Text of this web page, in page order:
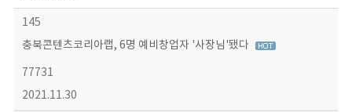
145
충북콘텐츠코리아랩, 6명 예비창업자 '사장님'됐다
77731
2021.11.30